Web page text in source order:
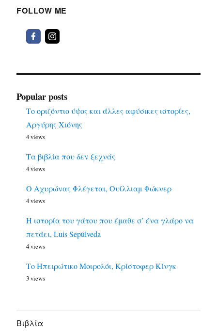
FOLLOW ME
Popular posts
Το οριζόντιο ύψος και άλλες αφύσικες ιστορίες,
Αργύρης Χιόνης
4 views
Τα βιβλία που δεν ξεχνάς
4 views
Ο Αχυρώνας Φλέγεται, Ουίλλιαμ Φώκνερ
4 views
Η ιστορία του γάτου που έμαθε σ’ ένα γλάρο να
πετάει, Luis Sepúlveda
4 views
Το Ηπειρώτικο Μοιρολόι, Κρίστοφερ Κίνγκ
3 views
Bιβλία